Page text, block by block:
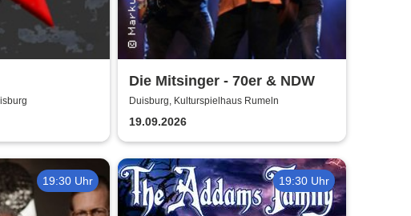
Die Mitsinger - 70er & NDW
Duisburg, Kulturspielhaus Rumeln
19.09.2026
19:30 Uhr 19:30 Uhr